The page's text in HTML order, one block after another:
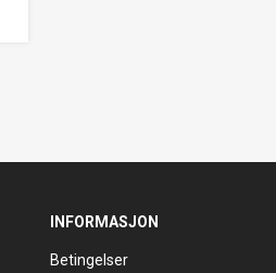
INFORMASJON
Betingelser